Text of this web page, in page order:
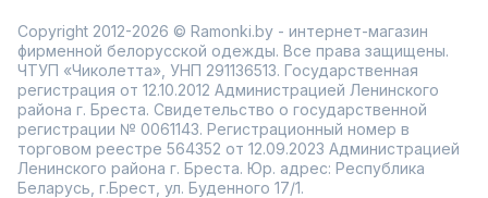
Copyright 2012-2026 © Ramonki.by - интернет-магазин
фирменной белорусской одежды. Все права защищены.
ЧТУП «Чиколетта», УНП 291136513. Государственная
регистрация от 12.10.2012 Администрацией Ленинского
района г. Бреста. Свидетельство о государственной
регистрации № 0061143. Регистрационный номер в
торговом реестре 564352 от 12.09.2023 Администрацией
Ленинского района г. Бреста. Юр. адрес: Республика
Беларусь, г.Брест, ул. Буденного 17/1.